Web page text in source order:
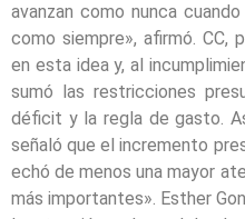
avanzan como nunca
como siempre», afirmó. CC,
en esta idea y, al
sumó las restricciones
déficit y la regla de gasto.
señaló que el incremento
echó de menos una mayor
más importantes». Esther